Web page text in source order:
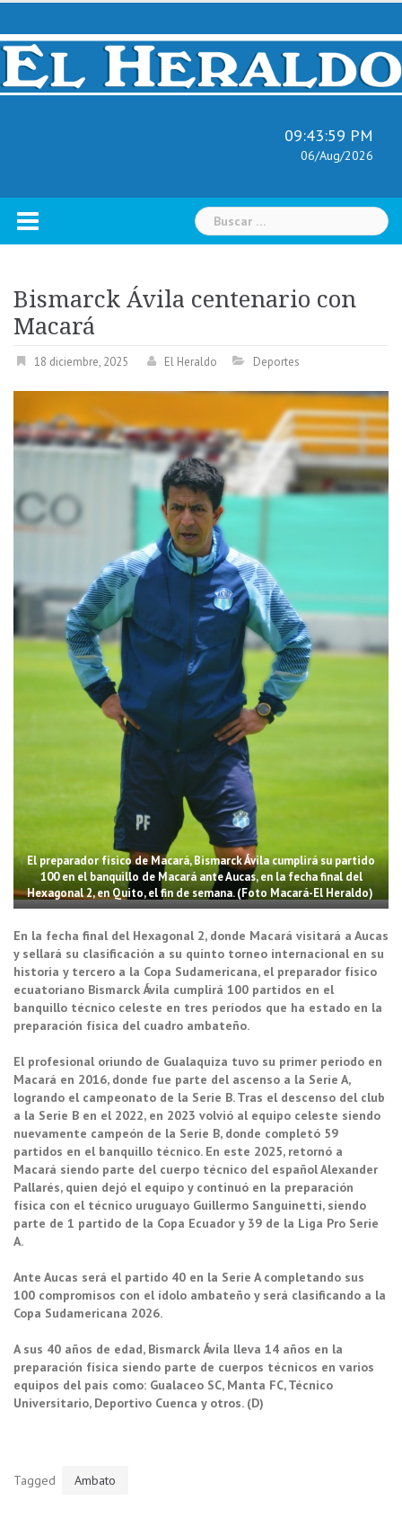
Skip
content
09:44:00 PM
06/Aug/2026
Buscar:
Bismarck Ávila centenario con
Macará
18 diciembre, 2025 El Heraldo Deportes
El preparador físico de Macará, Bismarck Ávila cumplirá su partido
100 en el banquillo de Macará ante Aucas, en la fecha final del
Hexagonal 2, en Quito, el fin de semana. (Foto Macará-El Heraldo)
En la fecha final del Hexagonal 2, donde Macará visitará a Aucas
y sellará su clasificación a su quinto torneo internacional en su
historia y tercero a la Copa Sudamericana, el preparador físico
ecuatoriano Bismarck Ávila cumplirá 100 partidos en el
banquillo técnico celeste en tres períodos que ha estado en la
preparación física del cuadro ambateño.
El profesional oriundo de Gualaquiza tuvo su primer periodo en
Macará en 2016, donde fue parte del ascenso a la Serie A,
logrando el campeonato de la Serie B. Tras el descenso del club
a la Serie B en el 2022, en 2023 volvió al equipo celeste siendo
nuevamente campeón de la Serie B, donde completó 59
partidos en el banquillo técnico. En este 2025, retornó a
Macará siendo parte del cuerpo técnico del español Alexander
Pallarés, quien dejó el equipo y continuó en la preparación
física con el técnico uruguayo Guillermo Sanguinetti, siendo
parte de 1 partido de la Copa Ecuador y 39 de la Liga Pro Serie
A.
Ante Aucas será el partido 40 en la Serie A completando sus
100 compromisos con el ídolo ambateño y será clasificando a la
Copa Sudamericana 2026.
A sus 40 años de edad, Bismarck Ávila lleva 14 años en la
preparación física siendo parte de cuerpos técnicos en varios
equipos del país como: Gualaceo SC, Manta FC, Técnico
Universitario, Deportivo Cuenca y otros. (D)
Tagged Ambato